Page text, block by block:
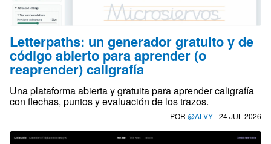
Letterpaths: un generador gratuito y de
código abierto para aprender (o
reaprender) caligrafía
Una plataforma abierta y gratuita para aprender caligrafía
con flechas, puntos y evaluación de los trazos.
POR @ALVY- 24 JUL 2026